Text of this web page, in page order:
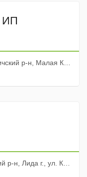
ИП
дер., ул. Центральная, 167а
г., ул. Крупской, 38а